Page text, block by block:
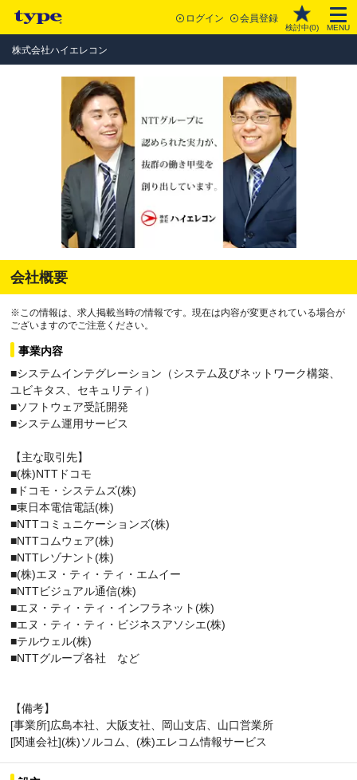
ログイン 会員登録
検討中(0) MENU
株式会社ハイエレコン
会社概要
※この情報は、求人掲載当時の情報です。現在は内容が変更されている場合が
ございますのでご注意ください。
事業内容
■システムインテグレーション（システム及びネットワーク構築、
ユビキタス、セキュリティ）
■ソフトウェア受託開発
■システム運用サービス
【主な取引先】
■(株)NTTドコモ
■ドコモ・システムズ(株)
■東日本電信電話(株)
■NTTコミュニケーションズ(株)
■NTTコムウェア(株)
■NTTレゾナント(株)
■(株)エヌ・ティ・ティ・エムイー
■NTTビジュアル通信(株)
■エヌ・ティ・ティ・インフラネット(株)
■エヌ・ティ・ティ・ビジネスアソシエ(株)
■テルウェル(株)
■NTTグループ各社 など
【備考】
[事業所]広島本社、大阪支社、岡山支店、山口営業所
[関連会社](株)ソルコム、(株)エレコム情報サービス